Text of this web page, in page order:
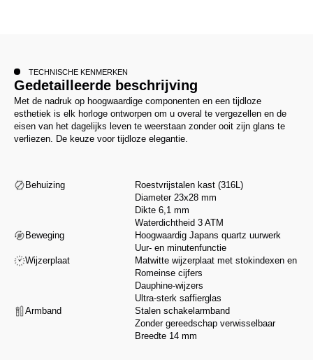
TECHNISCHE KENMERKEN
Gedetailleerde beschrijving
Met de nadruk op hoogwaardige componenten en een tijdloze
esthetiek is elk horloge ontworpen om u overal te vergezellen en de
eisen van het dagelijks leven te weerstaan zonder ooit zijn glans te
verliezen. De keuze voor tijdloze elegantie.
Behuizing
Roestvrijstalen kast (316L)
Diameter 23x28 mm
Dikte 6,1 mm
Waterdichtheid 3 ATM
Beweging
Hoogwaardig Japans quartz uurwerk
Uur- en minutenfunctie
Wijzerplaat
Matwitte wijzerplaat met stokindexen en
Romeinse cijfers
Dauphine-wijzers
Ultra-sterk saffierglas
Armband
Stalen schakelarmband
Zonder gereedschap verwisselbaar
Breedte 14 mm